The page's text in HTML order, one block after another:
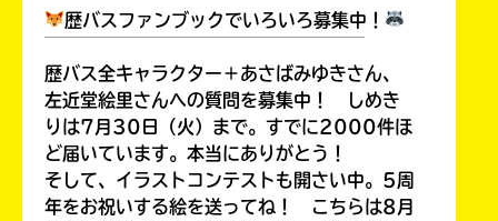
歴バスファンブックでいろいろ募集中！
歴バス全キャラクター＋あさばみゆきさん、
左近堂絵里さんへの質問を募集中！ しめき
りは7月30日（火）まで。すでに2000件ほ
ど届いています。本当にありがとう！
そして、イラストコンテストも開さい中。5周
年をお祝いする絵を送ってね！ こちらは8月
入
力
内
容
に